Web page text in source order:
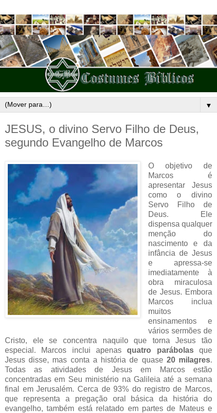
▼
JESUS, o divino Servo Filho de Deus,
segundo Evangelho de Marcos
O objetivo de
Marcos é
apresentar Jesus
como o divino
Servo Filho de
Deus. Ele
dispensa qualquer
menção do
nascimento e da
infância de Jesus
e apressa-se
imediatamente à
obra miraculosa
de Jesus. Embora
Marcos inclua
muitos
ensinamentos e
vários sermões de
Cristo, ele se concentra naquilo que torna Jesus tão
especial. Marcos inclui apenasquatro parábolasque
Jesus disse, mas conta a história de quase 20 milagres.
Todas as atividades de Jesus em Marcos estão
concentradas em Seu ministério na Galileia até a semana
final em Jerusalém. Cerca de 93% do registro de Marcos,
que representa a pregação oral básica da história do
evangelho, também está relatado em partes de Mateus e